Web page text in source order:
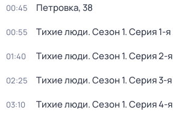
00:45 Петровка, 38
00:55 Тихие люди. Сезон 1. Серия 1-я
01:40 Тихие люди. Сезон 1. Серия 2-я
02:25 Тихие люди. Сезон 1. Серия 3-я
03:10 Тихие люди. Сезон 1. Серия 4-я